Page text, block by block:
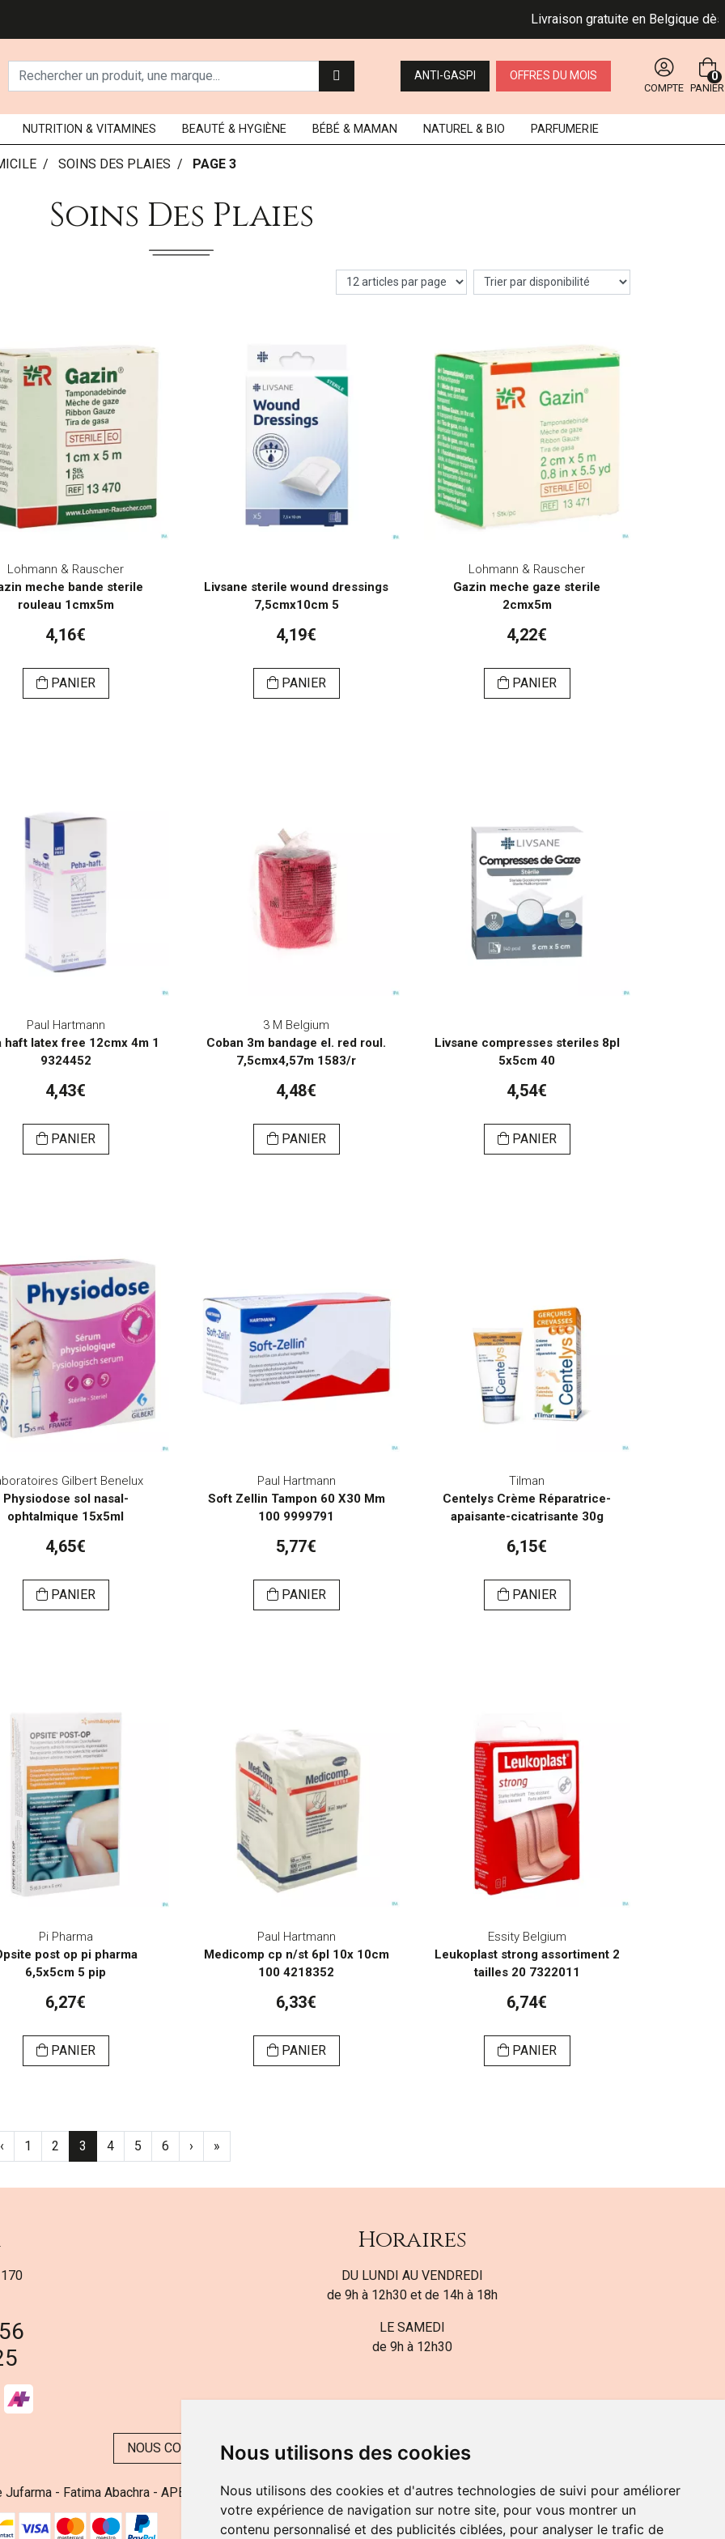
Nous utilisons des cookies
Nous utilisons des cookies et d'autres technologies de suivi pour améliorer
votre expérience de navigation sur notre site, pour vous montrer un
contenu personnalisé et des publicités ciblées, pour analyser le trafic de
Livraison gratuite en Belgique dès 49
ANTI-GASPI OFFRES DU MOIS
COMPTE PANIER
0
NUTRITION & VITAMINES BEAUTÉ & HYGIÈNE BÉBÉ & MAMAN NATUREL & BIO PARFUMERIE
SOINS DES PLAIES PAGE 3
Soins Des Plaies
Lohmann & Rauscher
meche bande sterile
rouleau 1cmx5m
4,16€
PANIER
Livsane sterile wound dressings
7,5cmx10cm 5
4,19€
PANIER
Lohmann & Rauscher
Gazin meche gaze sterile
2cmx5m
4,22€
PANIER
Paul Hartmann
haft latex free 12cmx 4m 1
9324452
4,43€
PANIER
3 M Belgium
Coban 3m bandage el. red roul.
7,5cmx4,57m 1583/r
4,48€
PANIER
Livsane compresses steriles 8pl
5x5cm 40
4,54€
PANIER
Gilbert Benelux
Physiodose sol nasal-
ophtalmique 15x5ml
4,65€
PANIER
Paul Hartmann
Soft Zellin Tampon 60 X30 Mm
100 9999791
5,77€
PANIER
Tilman
Centelys Crème Réparatrice-
apaisante-cicatrisante 30g
6,15€
PANIER
Pi Pharma
post op pi pharma
6,5x5cm 5 pip
6,27€
PANIER
Paul Hartmann
Medicomp cp n/st 6pl 10x 10cm
100 4218352
6,33€
PANIER
Essity Belgium
Leukoplast strong assortiment 2
tailles 20 7322011
6,74€
PANIER
‹ 1 2 3 4 5 6 › »
Horaires
DU LUNDI AU VENDREDI
de 9h à 12h30 et de 14h à 18h
LE SAMEDI
de 9h à 12h30
NOUS CONTACTER
Jufarma - Fatima Abachra - APB 521704 - N° Entreprise BE0882-700-592